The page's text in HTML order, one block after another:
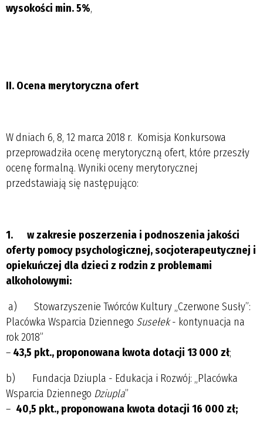
wysokości min. 5%,
II. Ocena merytoryczna ofert
W dniach 6, 8, 12 marca 2018 r. Komisja Konkursowa
przeprowadziła ocenę merytoryczną ofert, które przeszły
ocenę formalną. Wyniki oceny merytorycznej
przedstawiają się następująco:
1. w zakresie poszerzenia i podnoszenia jakości
oferty pomocy psychologicznej, socjoterapeutycznej i
opiekuńczej dla dzieci z rodzin z problemami
alkoholowymi:
a) Stowarzyszenie Twórców Kultury „Czerwone Susły”:
Placówka Wsparcia Dziennego Susełek- kontynuacja na
rok 2018”
– 43,5 pkt., proponowana kwota dotacji 13 000 zł;
b) Fundacja Dziupla - Edukacja i Rozwój: „Placówka
Wsparcia Dziennego Dziupla”
– 40,5 pkt., proponowana kwota dotacji 16 000 zł;